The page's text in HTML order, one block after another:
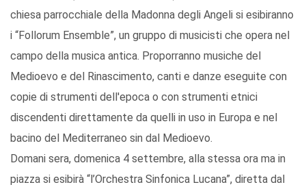
chiesa parrocchiale della Madonna degli Angeli si esibiranno
i “Follorum Ensemble”, un gruppo di musicisti che opera nel
campo della musica antica. Proporranno musiche del
Medioevo e del Rinascimento, canti e danze eseguite con
copie di strumenti dell'epoca o con strumenti etnici
discendenti direttamente da quelli in uso in Europa e nel
bacino del Mediterraneo sin dal Medioevo.
Domani sera, domenica 4 settembre, alla stessa ora ma in
piazza si esibirà “l’Orchestra Sinfonica Lucana”, diretta dal